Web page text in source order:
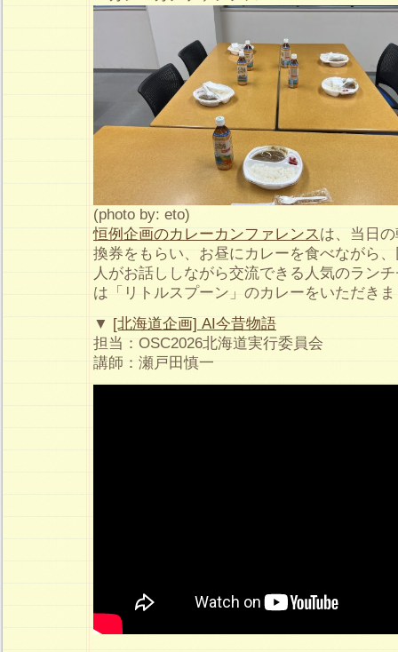
(photo by: eto)
恒例企画のカレーカンファレンスは、当日
換券をもらい、お昼にカレーを食べながら
人がお話ししながら交流できる人気のラン
は「リトルスプーン」のカレーをいただき
▼ [北海道企画] AI今昔物語
担当：OSC2026北海道実行委員会
講師：瀬戸田慎一